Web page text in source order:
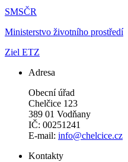
SMSČR
Ministerstvo životního prostředí
Ziel ETZ
Adresa
Obecní úřad
Chelčice 123
389 01 Vodňany
IČ: 00251241
E-mail: info@chelcice.cz
Kontakty